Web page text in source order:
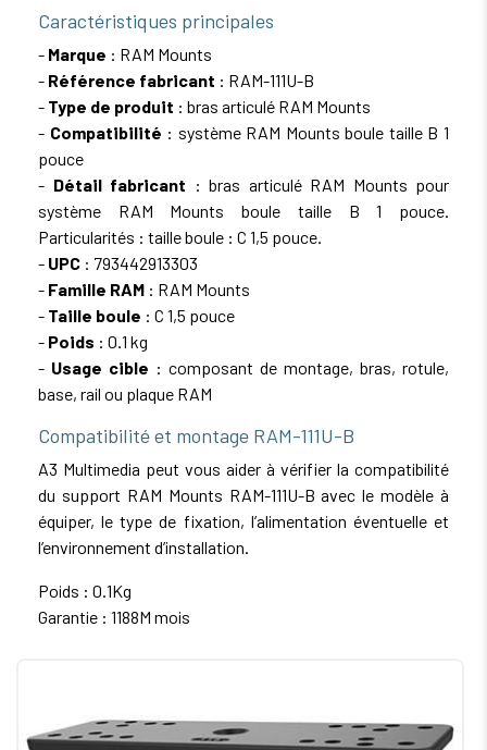
Caractéristiques principales
- Marque : RAM Mounts
- Référence fabricant : RAM-111U-B
- Type de produit : bras articulé RAM Mounts
- Compatibilité : système RAM Mounts boule taille B 1
pouce
- Détail fabricant : bras articulé RAM Mounts pour
système RAM Mounts boule taille B 1 pouce.
Particularités : taille boule : C 1,5 pouce.
- UPC : 793442913303
- Famille RAM : RAM Mounts
- Taille boule : C 1,5 pouce
- Poids : 0.1 kg
- Usage cible : composant de montage, bras, rotule,
base, rail ou plaque RAM
Compatibilité et montage RAM-111U-B
A3 Multimedia peut vous aider à vérifier la compatibilité
du support RAM Mounts RAM-111U-B avec le modèle à
équiper, le type de fixation, l’alimentation éventuelle et
l’environnement d’installation.
Poids : 0.1Kg
Garantie : 1188M mois